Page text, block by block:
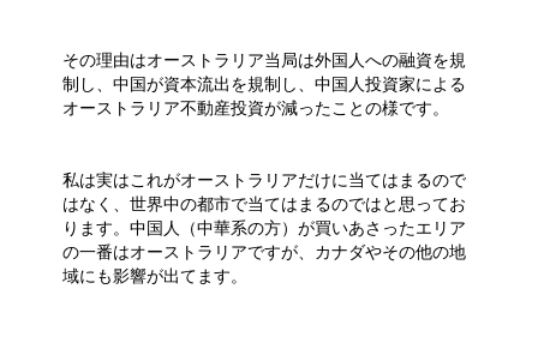
その理由はオーストラリア当局は外国人への融資を規
制し、中国が資本流出を規制し、中国人投資家による
オーストラリア不動産投資が減ったことの様です。
私は実はこれがオーストラリアだけに当てはまるので
はなく、世界中の都市で当てはまるのではと思ってお
ります。中国人（中華系の方）が買いあさったエリア
の一番はオーストラリアですが、カナダやその他の地
域にも影響が出てます。